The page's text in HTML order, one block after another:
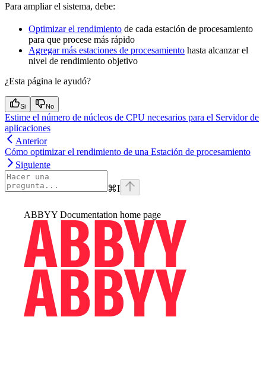
Para ampliar el sistema, debe:
Optimizar el rendimiento de cada estación de procesamiento
para que procese más rápido
Agregar más estaciones de procesamiento hasta alcanzar el
nivel de rendimiento objetivo
¿Esta página le ayudó?
Si No
Estime el número de núcleos de CPU necesarios para el Servidor de
aplicaciones
Anterior
Cómo optimizar el rendimiento de una Estación de procesamiento
Siguiente
⌘I
ABBYY Documentation home page